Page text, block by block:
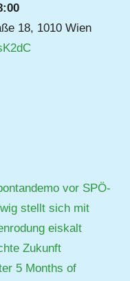
18, 1010 Wien
vor SPÖ-
stellt sich mit
eiskalt
Zukunft
5 Months of